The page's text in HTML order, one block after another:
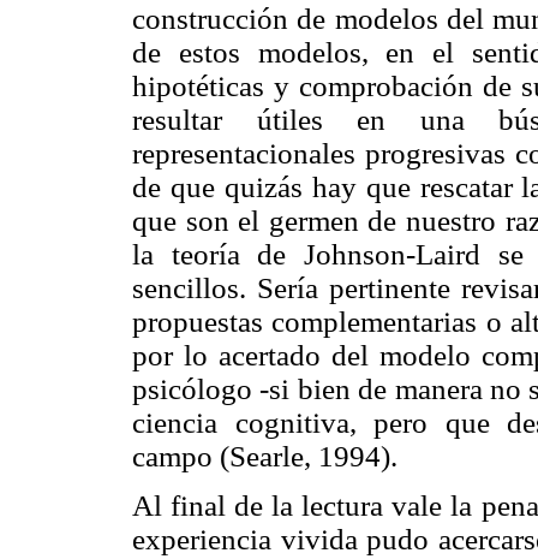
construcción de modelos del
de estos modelos, en el
hipotéticas y comprobación de
resultar útiles en una
representacionales progresivas
de que quizás hay que rescatar
que son el germen de nuestro
la teoría de Johnson-Laird
sencillos. Sería pertinente
propuestas complementarias o
por lo acertado del modelo
psicólogo -si bien de manera no
ciencia cognitiva, pero que
campo (Searle, 1994).
Al final de la lectura vale la
experiencia vivida pudo